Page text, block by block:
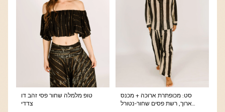
טופ מלמלה שחור פסי זהב דו
צדדי
סט: מכופתרת ארוכה + מכנס
ארוך, רשת פסים שחור-נטורל